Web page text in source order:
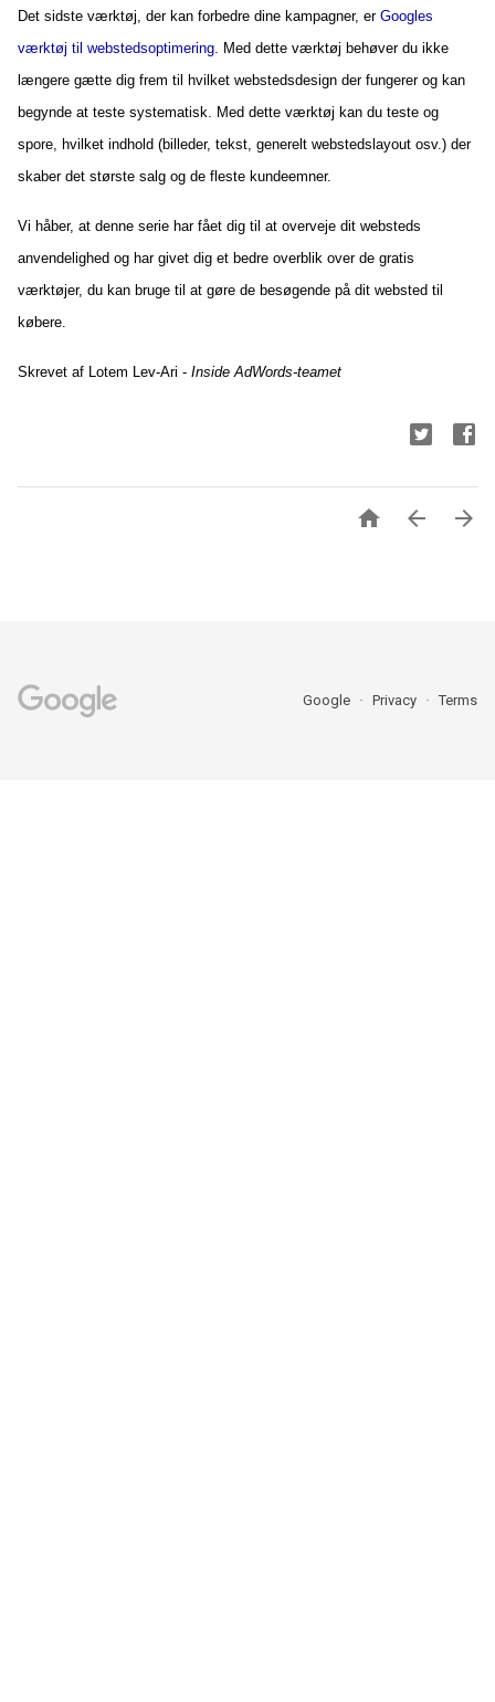
Det sidste værktøj, der kan forbedre dine kampagner, er Googles
værktøj til webstedsoptimering. Med dette værktøj behøver du ikke
længere gætte dig frem til hvilket webstedsdesign der fungerer og kan
begynde at teste systematisk. Med dette værktøj kan du teste og
spore, hvilket indhold (billeder, tekst, generelt webstedslayout osv.) der
skaber det største salg og de fleste kundeemner.
Vi håber, at denne serie har fået dig til at overveje dit websteds
anvendelighed og har givet dig et bedre overblik over de gratis
værktøjer, du kan bruge til at gøre de besøgende på dit websted til
købere.
Skrevet af Lotem Lev-Ari - Inside AdWords-teamet
  
Google Privacy Terms